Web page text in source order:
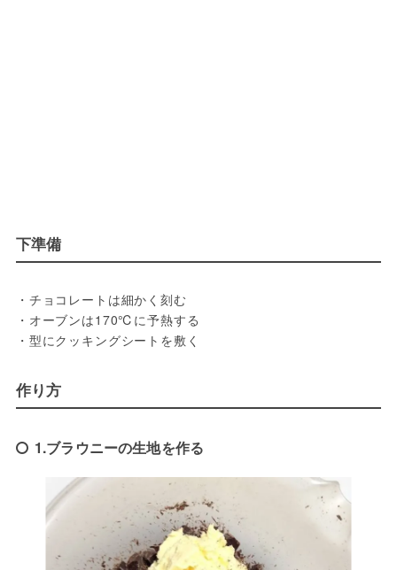
下準備
・チョコレートは細かく刻む
・オーブンは170℃に予熱する
・型にクッキングシートを敷く
作り方
1.ブラウニーの生地を作る